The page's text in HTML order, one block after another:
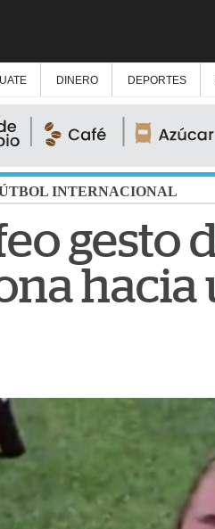
DINERO DEPORTES
INTERNACIONAL
gesto